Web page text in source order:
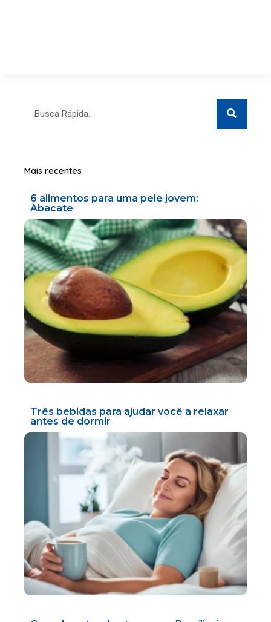
Search
Mais recentes
6 alimentos para uma pele jovem:
Abacate
Três bebidas para ajudar você a relaxar
antes de dormir